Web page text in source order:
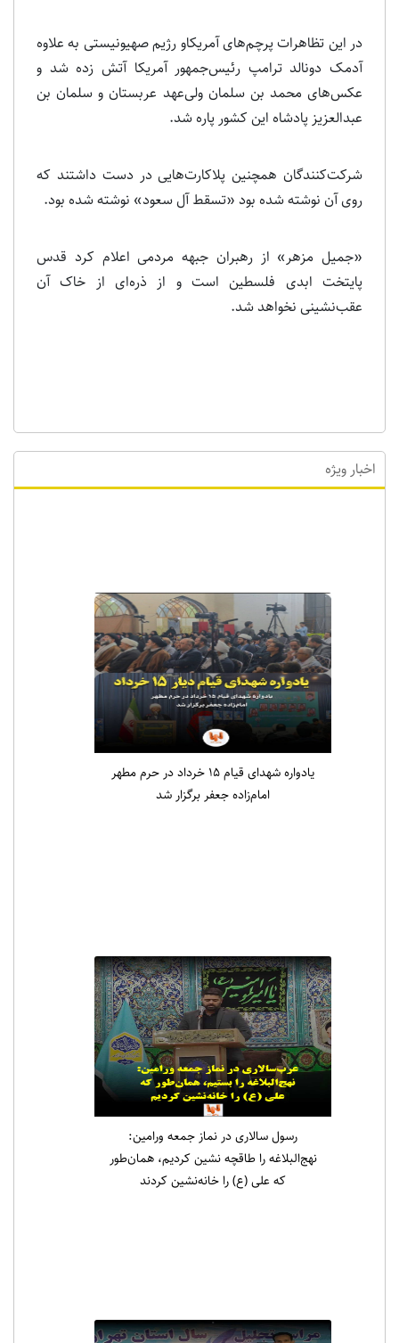
در این تظاهرات پرچم‌های آمریکاو رژیم صهیونیستی به علاوه
آدمک دونالد ترامپ رئیس‌جمهور آمریکا آتش زده شد و
عکس‌های محمد بن سلمان ولی‌عهد عربستان و سلمان بن
عبدالعزیز پادشاه این کشور پاره شد.
شرکت‌کنندگان همچنین پلاکارت‌هایی در دست داشتند که
روی آن نوشته شده بود «تسقط آل سعود» نوشته شده بود.
«جمیل مزهر» از رهبران جبهه مردمی اعلام کرد قدس
پایتخت ابدی فلسطین است و از ذره‌ای از خاک آن
عقب‌نشینی نخواهد شد.
اخبار ویژه
یادواره شهدای قیام ۱۵ خرداد در حرم مطهر
امام‌زاده جعفر برگزار شد
رسول سالاری در نماز جمعه ورامین:
نهج‌البلاغه را طاقچه نشین کردیم، همان‌طور
که علی (ع) را خانه‌نشین کردند